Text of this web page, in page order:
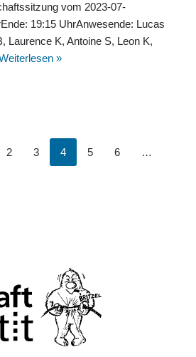
vom 2023-07-
19:15 UhrAnwesende: Lucas
Laurence K, Antoine S, Leon K,
»
2 3 4 5 6 …